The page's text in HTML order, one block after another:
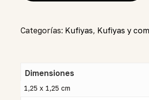
Categorías: Kufiyas, Kufiyas y
Dimensiones
1,25 x 1,25 cm